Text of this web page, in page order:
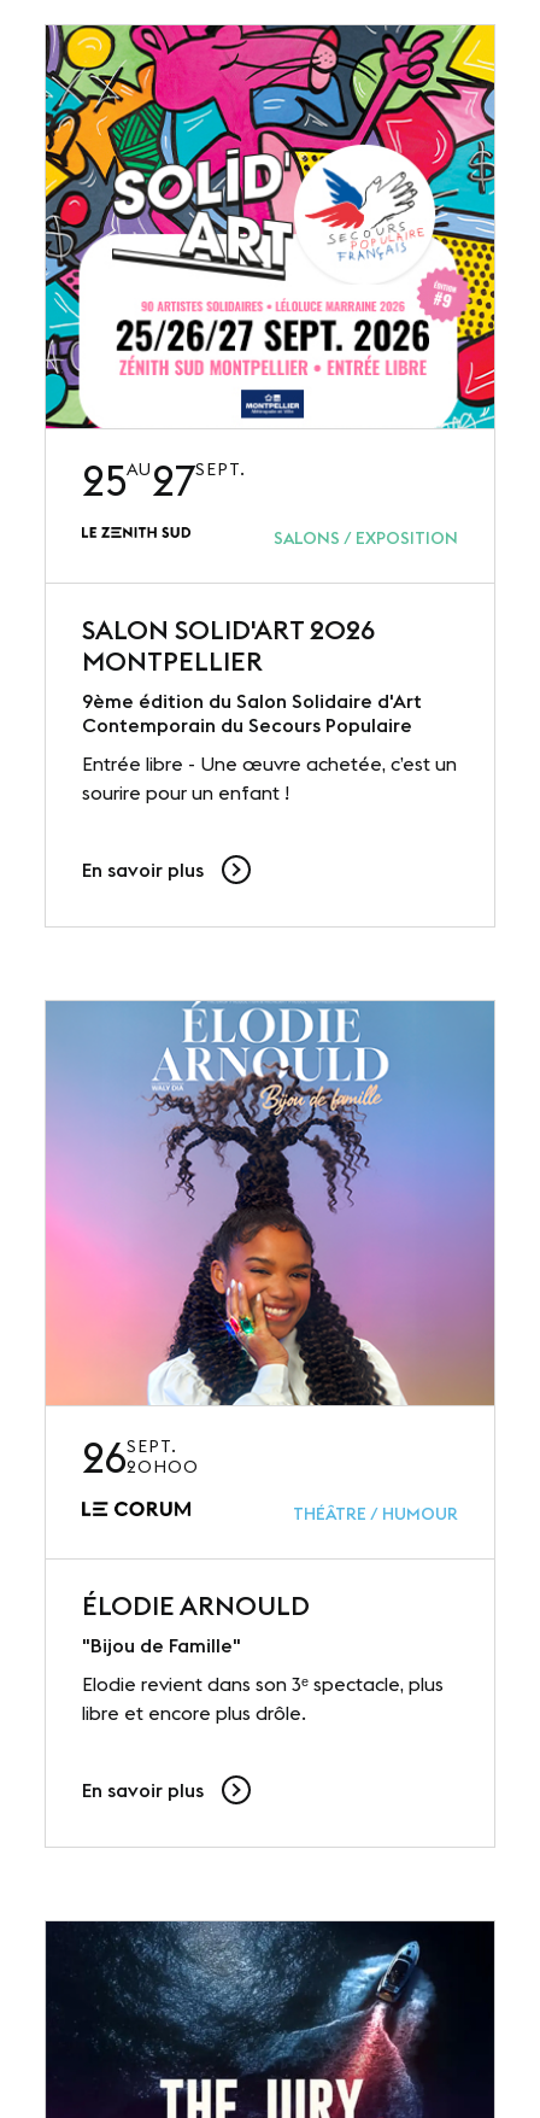
25AU27SEPT.
SALONS / EXPOSITION
SALON SOLID'ART 2026
MONTPELLIER
9ème édition du Salon Solidaire d'Art
Contemporain du Secours Populaire
Entrée libre - Une œuvre achetée, c’est un
sourire pour un enfant !
En savoir plus
26SEPT.
20H00
THÉÂTRE / HUMOUR
ÉLODIE ARNOULD
"Bijou de Famille"
Elodie revient dans son 3ᵉ spectacle, plus
libre et encore plus drôle.
En savoir plus